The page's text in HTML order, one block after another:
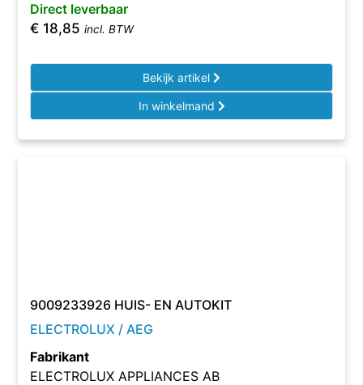
Direct leverbaar
€ 18,85 incl. BTW
Bekijk artikel
In winkelmand
9009233926 HUIS- EN AUTOKIT
ELECTROLUX / AEG
Fabrikant
ELECTROLUX APPLIANCES AB